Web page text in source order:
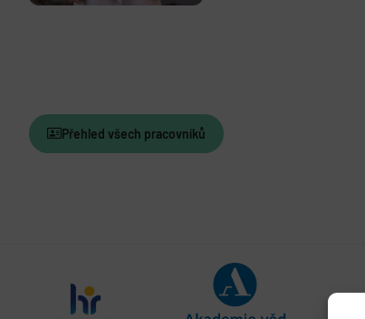
Přehled všech pracovníků